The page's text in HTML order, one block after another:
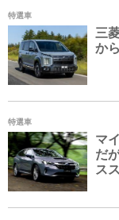
特選車
三
か
特選車
マ
だ
ス